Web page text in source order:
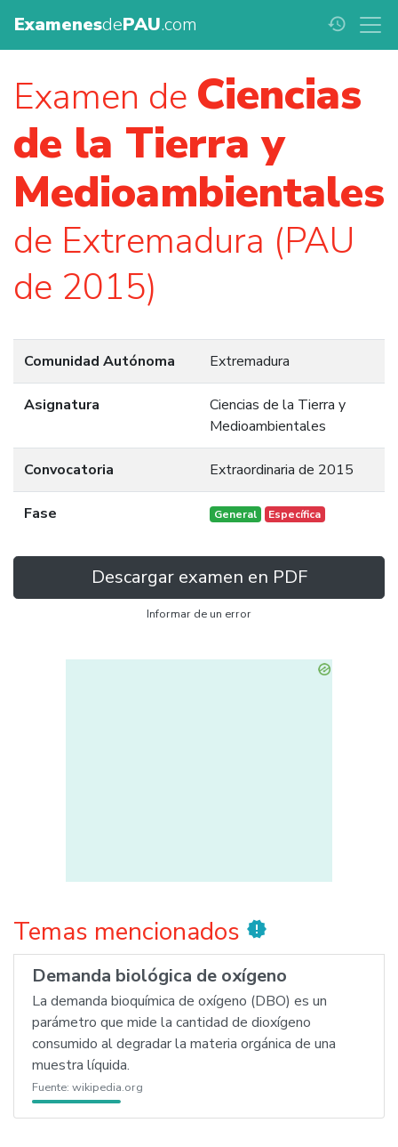
ExamenesdePAU.com history
Examen de Ciencias
de la Tierra y
Medioambientales
de Extremadura (PAU
de 2015)
Comunidad Autónoma Extremadura
Asignatura
Ciencias de la Tierra y
Medioambientales
Convocatoria Extraordinaria de 2015
Fase General Específica
Descargar examen en PDF
Informar de un error
Temas mencionados new_releases
Demanda biológica de oxígeno
La demanda bioquímica de oxígeno (DBO) es un
parámetro que mide la cantidad de dioxígeno
consumido al degradar la materia orgánica de una
muestra líquida.
Fuente: wikipedia.org